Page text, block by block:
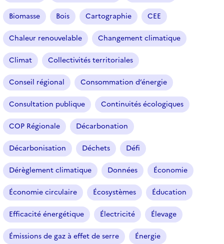
Biomasse Bois Cartographie CEE
Chaleur renouvelable Changement climatique
Climat Collectivités territoriales
Conseil régional Consommation d’énergie
Consultation publique Continuités écologiques
COP Régionale Décarbonation
Décarbonisation Déchets Défi
Dérèglement climatique Données Économie
Économie circulaire Écosystèmes Éducation
Efficacité énergétique Électricité Élevage
Émissions de gaz à effet de serre Énergie